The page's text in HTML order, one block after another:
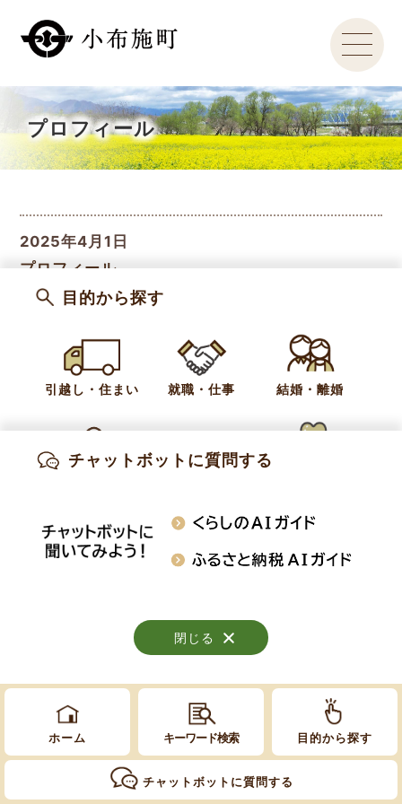
プロフィール
2025年4月1日
プロフィール
ホーム キーワード検索 目的から探す
チャットボットに質問する
知りたい情報を検索
閉じる
目的から探す
引越し・住まい 就職・仕事 結婚・離婚
閉じる
チャットボットに質問する
閉じる
Copyright © Obuse Town. All rights reserved.